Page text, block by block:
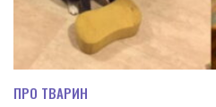
ПРО ТВАРИН